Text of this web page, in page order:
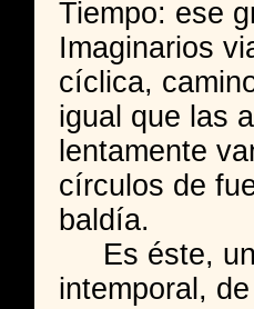
Tiempo: ese
Imaginarios
cíclica,
igual que las
lentamente
círculos de
baldía.
Es éste, un
intemporal,